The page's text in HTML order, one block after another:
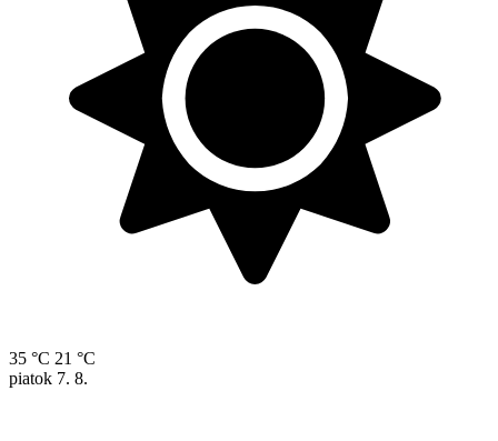
35 °C 21 °C
piatok 7. 8.